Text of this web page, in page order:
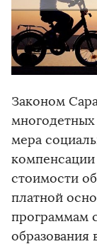
Законом
многодетных
мера
компенсации
стоимости
платной
программам
образования